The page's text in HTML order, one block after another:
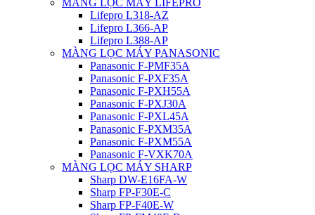
MÀNG LỌC MÁY LIFEPRO
Lifepro L318-AZ
Lifepro L366-AP
Lifepro L388-AP
MÀNG LỌC MÁY PANASONIC
Panasonic F-PMF35A
Panasonic F-PXF35A
Panasonic F-PXH55A
Panasonic F-PXJ30A
Panasonic F-PXL45A
Panasonic F-PXM35A
Panasonic F-PXM55A
Panasonic F-VXK70A
MÀNG LỌC MÁY SHARP
Sharp DW-E16FA-W
Sharp FP-F30E-C
Sharp FP-F40E-W